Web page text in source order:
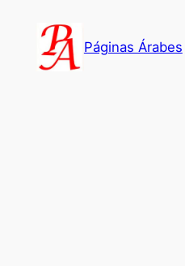
contenido
Páginas Árabes